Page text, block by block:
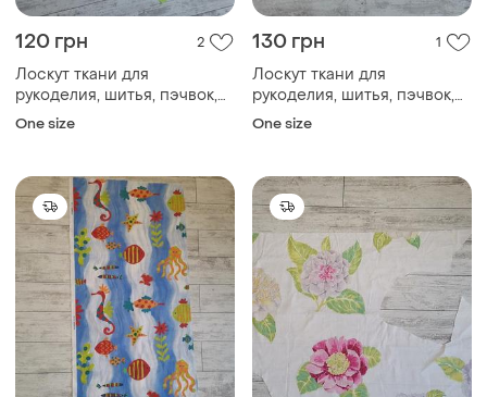
120 грн 2
Лоскут ткани для
рукоделия, шитья, пэчвок,
скрапбукинг. пудель,
One size
130 грн 1
Лоскут ткани для
рукоделия, шитья, пэчвок,
скрапбукинг. зайцы, хлопок,
One size